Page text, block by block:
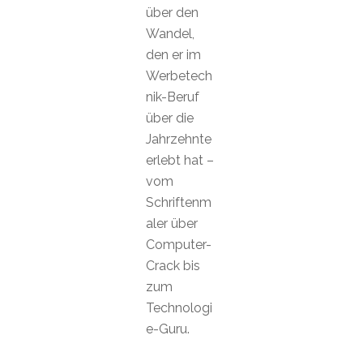
über den
Wandel,
den er im
Werbetech
nik-Beruf
über die
Jahrzehnte
erlebt hat –
vom
Schriftenm
aler über
Computer-
Crack bis
zum
Technologi
e-Guru.